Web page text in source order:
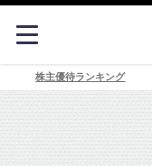
株主優待ランキング